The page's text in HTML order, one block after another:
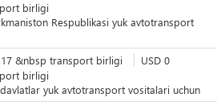
birligi
Respublikasi yuk avtotransport
&nbsp transport birligi USD 0
birligi
yuk avtotransport vositalari uchun